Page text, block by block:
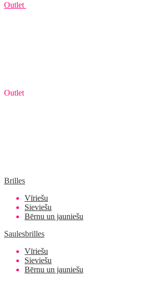
Outlet
Outlet
Brilles
Vīriešu
Sieviešu
Bērnu un jauniešu
Saulesbrilles
Vīriešu
Sieviešu
Bērnu un jauniešu